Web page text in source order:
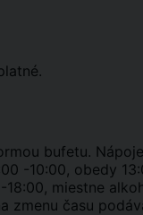
bufetu.
-10:00, obedy
18:00, miestne
zmenu času